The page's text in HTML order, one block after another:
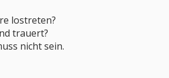
lostreten?
trauert?
nicht sein.